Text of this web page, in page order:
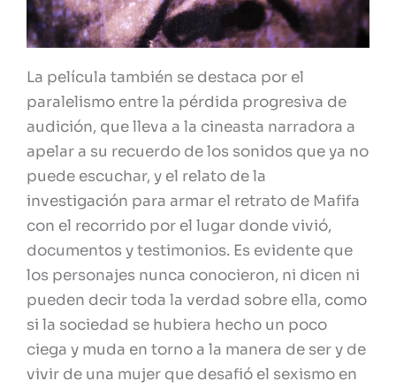
La película también se destaca por el
paralelismo entre la pérdida progresiva de
audición, que lleva a la cineasta narradora a
apelar a su recuerdo de los sonidos que ya no
puede escuchar, y el relato de la
investigación para armar el retrato de Mafifa
con el recorrido por el lugar donde vivió,
documentos y testimonios. Es evidente que
los personajes nunca conocieron, ni dicen ni
pueden decir toda la verdad sobre ella, como
si la sociedad se hubiera hecho un poco
ciega y muda en torno a la manera de ser y de
vivir de una mujer que desafió el sexismo en